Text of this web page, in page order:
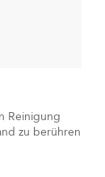
zu berühren